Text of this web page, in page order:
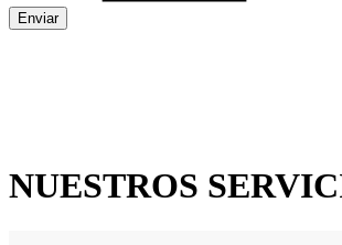
Enviar
NUESTROS